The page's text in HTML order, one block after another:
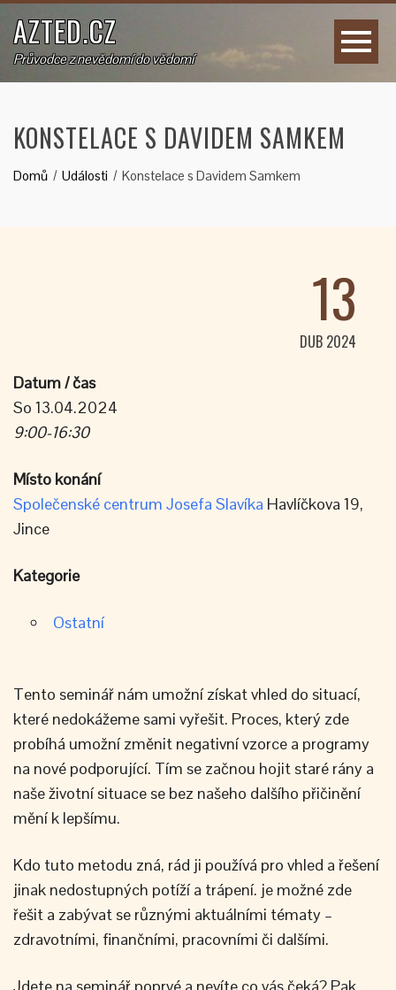
AZTED.CZ
Průvodce z nevědomí do vědomí
KONSTELACE S DAVIDEM SAMKEM
Domů Události Konstelace s Davidem Samkem
13
DUB 2024
Datum / čas
So 13.04.2024
9:00-16:30
Místo konání
Společenské centrum Josefa Slavíka Havlíčkova 19,
Jince
Kategorie
Ostatní
Tento seminář nám umožní získat vhled do situací,
které nedokážeme sami vyřešit. Proces, který zde
probíhá umožní změnit negativní vzorce a programy
na nové podporující. Tím se začnou hojit staré rány a
naše životní situace se bez našeho dalšího přičinění
mění k lepšímu.
Kdo tuto metodu zná, rád ji používá pro vhled a řešení
jinak nedostupných potíží a trápení. je možné zde
řešit a zabývat se různými aktuálními tématy –
zdravotními, finančními, pracovními či dalšími.